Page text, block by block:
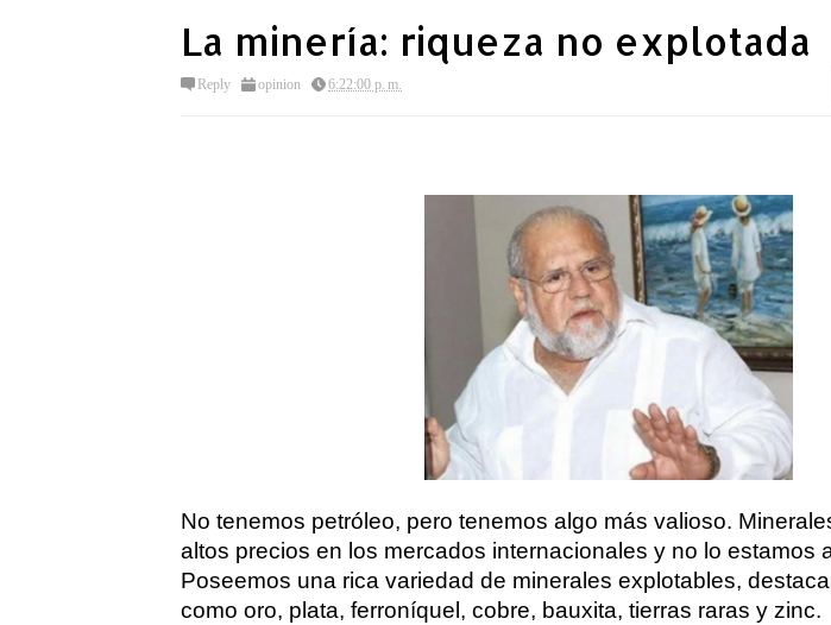
La minería: riqueza no explotada
Reply opinion 6:22:00 p. m.
No tenemos petróleo, pero tenemos algo más valioso.
altos precios en los mercados internacionales y no lo estamos
Poseemos una rica variedad de minerales explotables,
como oro, plata, ferroníquel, cobre, bauxita, tierras raras y zinc.